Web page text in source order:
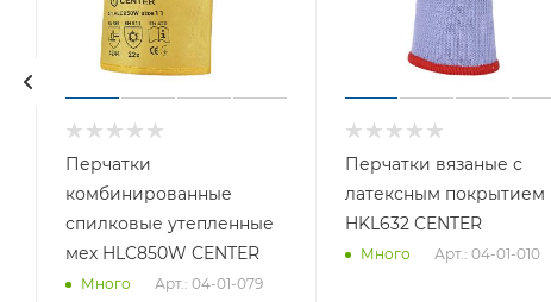
Перчатки
комбинированные
спилковые утепленные
мех HLC850W CENTER
Много Арт.: 04-01-079
Перчатки вязаные с
латексным покрытием
HKL632 CENTER
Много Арт.: 04-01-010